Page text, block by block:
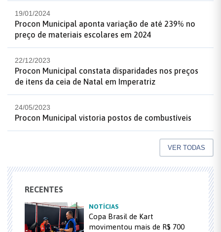
19/01/2024
Procon Municipal aponta variação de até 239% no
preço de materiais escolares em 2024
22/12/2023
Procon Municipal constata disparidades nos preços
de itens da ceia de Natal em Imperatriz
24/05/2023
Procon Municipal vistoria postos de combustíveis
VER TODAS
RECENTES
NOTÍCIAS
Copa Brasil de Kart
movimentou mais de R$ 700